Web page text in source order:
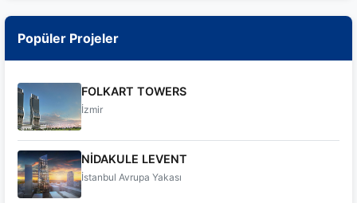
Popüler Projeler
FOLKART TOWERS
İzmir
NİDAKULE LEVENT
İstanbul Avrupa Yakası